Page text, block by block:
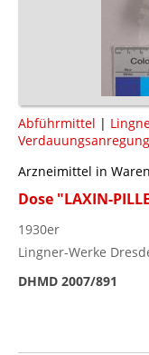
Abführmittel |
Verdauungsanregung
Arzneimittel in
Dose "LAXIN-
1930er
Lingner-Werke
DHMD 2007/891